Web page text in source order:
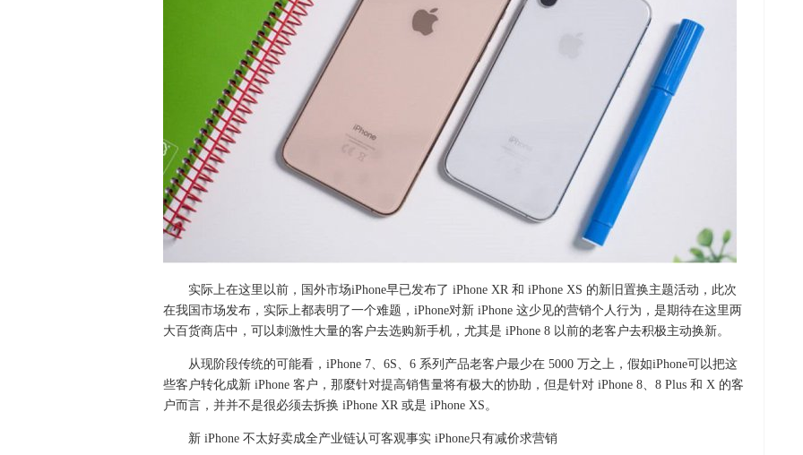
实际上在这里以前，国外市场iPhone早已发布了 iPhone XR 和 iPhone XS 的新旧置换主题活动，此次
在我国市场发布，实际上都表明了一个难题，iPhone对新 iPhone 这少见的营销个人行为，是期待在这里两
大百货商店中，可以刺激性大量的客户去选购新手机，尤其是 iPhone 8 以前的老客户去积极主动换新。
从现阶段传统的可能看，iPhone 7、6S、6 系列产品老客户最少在 5000 万之上，假如iPhone可以把这
些客户转化成新 iPhone 客户，那麼针对提高销售量将有极大的协助，但是针对 iPhone 8、8 Plus 和 X 的客
户而言，并并不是很必须去拆换 iPhone XR 或是 iPhone XS。
新 iPhone 不太好卖成全产业链认可客观事实 iPhone只有减价求营销